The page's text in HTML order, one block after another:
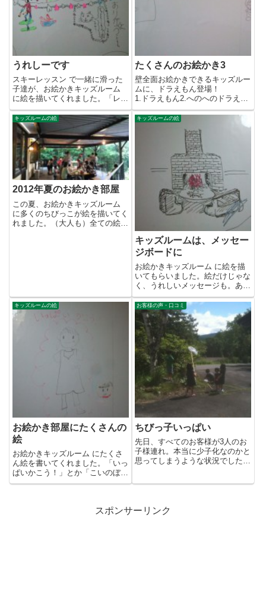
うれしーです
スキーレッスン で一緒に滑った
子達が、お絵かきキッズルーム
に絵を描いてくれました。「レッ
スンありがとう」って、うれし
い...
たくさんのお絵かき3
壁全面お絵かきできるキッズルー
ムに、ドラえもん登場！
1.ドラえもん2.へのへのドラえも
ん3.へそへそまんじゅう？...
キッズルームの絵
2012年夏のお絵かき部屋
この夏、お絵かきキッズルーム
に多くのちびっこが絵を描いてく
れました。（大人も）全ての絵を
キッズルームの絵
キッズルームは、メッセー
ジボードに
お絵かきキッズルーム に絵を描
いてもらいました。絵だけじゃな
く、うれしいメッセージも。あり
がとねー。
キッズルームの絵
お絵かき部屋にたくさんの
絵
お絵かきキッズルーム にたくさ
ん絵を書いてくれました。「いっ
ぱいかこう！」とか「こいのぼ
り」なんかも。長野初めてだった
お客様の声・口コミ
ちびっ子いっぱい
先日、すべてのお客様が3人のお
子様連れ。本当に少子化なのかと
思ってしまうような状況でした。
スポンサーリンク